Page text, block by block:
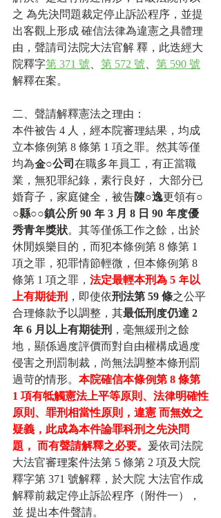
之 為先決問題裁定停止訴訟程序，並提
出客觀上形成 確信法律為違憲之具體理
由，聲請司法院大法官解 釋，此迭經大
院釋字第 371 號 第 572 號
第 590 號
解釋在案。
二、聲請解釋憲法之理由：
本件被告 4 人，經本院審理結果，均成
立本條例第 8 條第 1 項之罪。然其等僅
均為金○公司 在職多年員工，有正當職
業，無犯罪紀錄，素行良好， 大部分已
婚育子，家庭健全，被告陳○逸更領有○
○縣○○鎮公所 90 年 3 月 8 日 90 年度優
秀青年獎狀。其等僅係工作之餘，出於
休閒娛樂目的，而犯本條例第 8 條第 1
項之罪，犯罪情節輕微，但本條例第 8
條第 1 項之罪， 法定最輕本刑為 5 年以
上有期徒刑 ，即使依刑法第 59 條之公平
合理條款予以調整，其最低刑度仍達 2
年 6 月以上有期徒刑 ，毫無緩刑之餘
地，顯係過度評價而對自由權構成過度
侵害之刑罰制裁，尚無法調整本條刑罰
過苛的情形。 本院確信本條例第 8 條第
1 項有牴觸憲法上平等原則、法律明確性
原則、罪刑相當性原則，違憲 而無效之
疑義，此成為本件論罪科刑之先決問
題， 而有聲請解釋之必要。 爰依司法院
大法官審理案件法第 5 條第 2 項及大院
釋字第 371 號解釋，於大院 大法官作成
解釋前裁定停止訴訟程序（附件一），
並 提出本件聲請。